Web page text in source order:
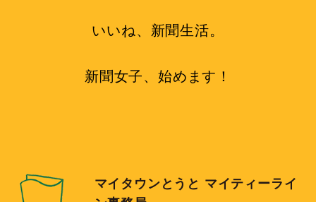
いいね、新聞生活。
新聞女子、始めます！
マイタウンとうと マイティーライ